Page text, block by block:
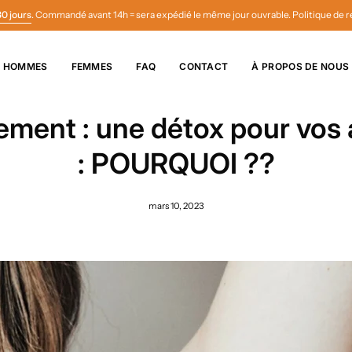
jours. Commandé avant 14h = sera expédié le même jour ouvrable. Politique de
HOMMES FEMMES FAQ CONTACT À PROPOS DE NOUS
: une détox pour vos
: POURQUOI ??
mars 10, 2023